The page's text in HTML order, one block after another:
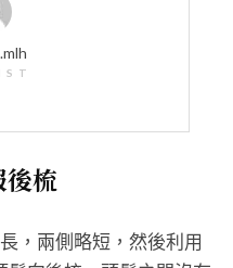
梳
，兩側略短，然後利用